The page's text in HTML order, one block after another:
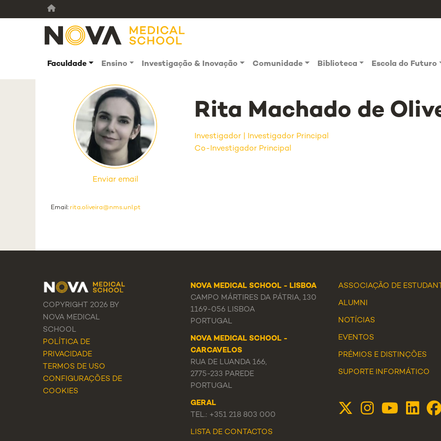
Faculdade Ensino Investigação & Inovação Comunidade Biblioteca Escola do Futuro
Enviar email
Email: rita.oliveira@nms.unl.pt
Rita Machado de
Investigador
Investigador Principal
Co-Investigador Principal
COPYRIGHT 2026 BY
NOVA MEDICAL
SCHOOL
POLÍTICA DE
PRIVACIDADE
TERMOS DE USO
CONFIGURAÇÕES DE
COOKIES
NOVA MEDICAL SCHOOL - LISBOA
CAMPO MÁRTIRES DA PÁTRIA, 130
1169-056 LISBOA
PORTUGAL
NOVA MEDICAL SCHOOL -
CARCAVELOS
RUA DE LUANDA 166,
2775-233 PAREDE
PORTUGAL
GERAL
TEL.: +351 218 803 000
LISTA DE CONTACTOS
ASSOCIAÇÃO DE
ALUMNI
NOTÍCIAS
EVENTOS
PRÉMIOS E DISTINÇÕES
SUPORTE INFORMÁTICO